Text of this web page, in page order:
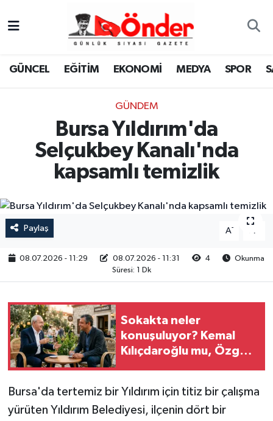
GÜNCEL EĞİTİM EKONOMİ MEDYA SPOR
GÜNDEM
Bursa Yıldırım'da
Selçukbey Kanalı'nda
kapsamlı temizlik
Paylaş A-
08.07.2026 - 11:29 08.07.2026 - 11:31 4
Okunma
Süresi: 1 Dk
Sokakta neler
konuşuluyor? Kemal
Kılıçdaroğlu mu, Özgür
Bursa'da tertemiz bir Yıldırım için titiz bir çalışma
yürüten Yıldırım Belediyesi, ilçenin dört bir
GÜNCEL
MEDYA
SPOR
SAĞLIK
KÜLTÜR-SANAT
YAŞAM
Zonguldak Nöbetçi Eczaneler
Zonguldak Namaz Vakitleri
Zonguldak Trafik Yoğunluk Haritası
TFF 3.Lig 4.Grup Puan Durumu ve Fikstür
Tüm Manşetler
Son Dakika Haberleri
Haber Arşivi